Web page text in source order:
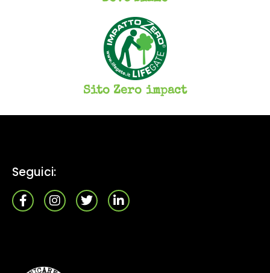
Sito Zero impact
Seguici: